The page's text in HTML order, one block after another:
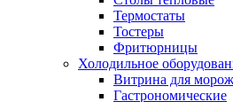
Термостаты
Тостеры
Фритюрницы
Холодильное
Витрина для
Гастрономические